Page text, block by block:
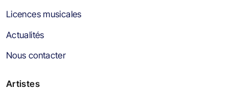
Licences musicales
Actualités
Nous contacter
Artistes